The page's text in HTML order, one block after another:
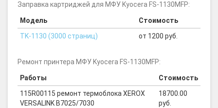
Заправка картриджей для МФУ Kyocera FS-1130MFP:
Модель
Стоимость
TK-1130 (3000 страниц)
от 1200 руб.
Ремонт принтера МФУ Kyocera FS-1130MFP:
Работы
Стоимость
115R00115 ремонт термоблока XEROX
VERSALINK B7025/7030
18700.00
руб.